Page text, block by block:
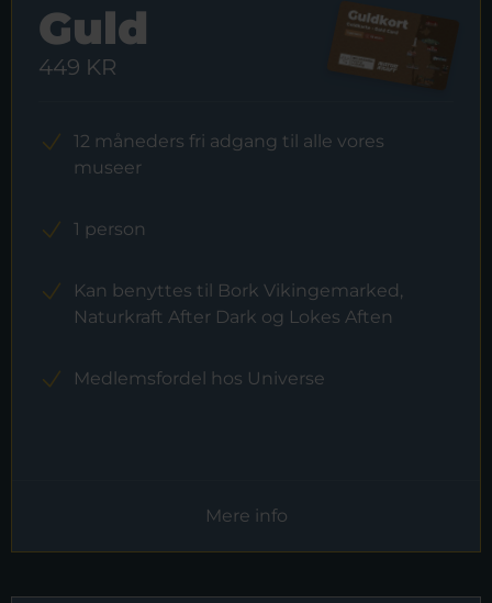
Guld
449 KR
12 måneders fri adgang til alle vores
museer
1 person
Kan benyttes til Bork Vikingemarked,
Naturkraft After Dark og Lokes Aften
Medlemsfordel hos Universe
Mere info